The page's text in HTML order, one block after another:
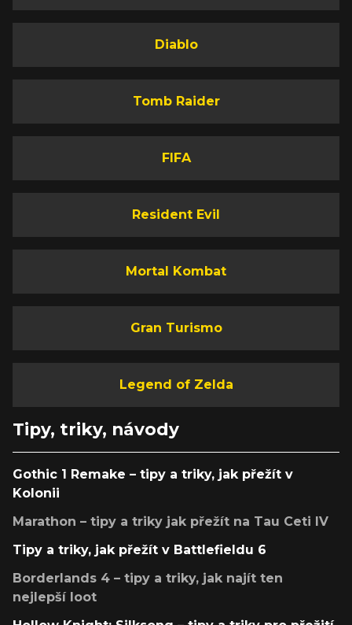
Diablo
Tomb Raider
FIFA
Resident Evil
Mortal Kombat
Gran Turismo
Legend of Zelda
Tipy, triky, návody
Gothic 1 Remake – tipy a triky, jak přežít v
Kolonii
Marathon – tipy a triky jak přežít na Tau Ceti IV
Tipy a triky, jak přežít v Battlefieldu 6
Borderlands 4 – tipy a triky, jak najít ten
nejlepší loot